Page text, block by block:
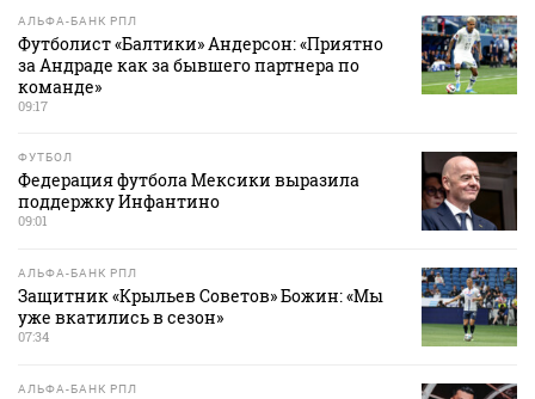
АЛЬФА-БАНК РПЛ
Футболист «Балтики» Андерсон: «Приятно
за Андраде как за бывшего партнера по
команде»
09:17
ФУТБОЛ
Федерация футбола Мексики выразила
поддержку Инфантино
09:01
АЛЬФА-БАНК РПЛ
Защитник «Крыльев Советов» Божин: «Мы
уже вкатились в сезон»
07:34
АЛЬФА-БАНК РПЛ